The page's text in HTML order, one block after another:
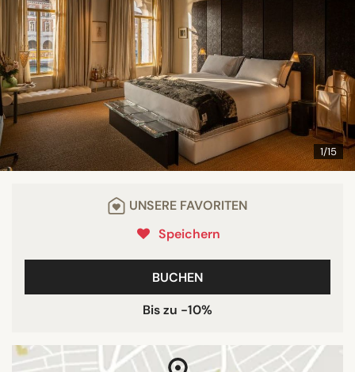
1/15
UNSERE FAVORITEN
Speichern
BUCHEN
Bis zu -10%